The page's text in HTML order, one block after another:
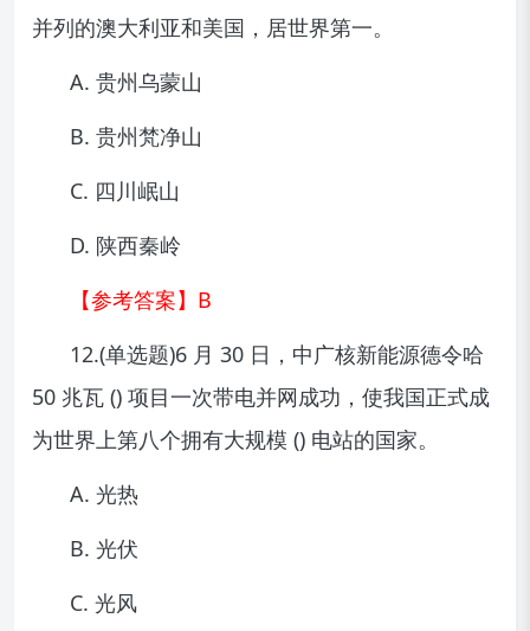
并列的澳大利亚和美国，居世界第一。
A. 贵州乌蒙山
B. 贵州梵净山
C. 四川岷山
D. 陕西秦岭
【参考答案】B
12.(单选题)6 月 30 日，中广核新能源德令哈
50 兆瓦 () 项目一次带电并网成功，使我国正式成
为世界上第八个拥有大规模 () 电站的国家。
A. 光热
B. 光伏
C. 光风